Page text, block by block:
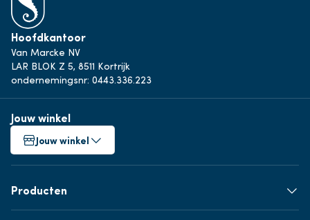
Hoofdkantoor
Van Marcke NV
LAR BLOK Z 5, 8511 Kortrijk
ondernemingsnr: 0443.336.223
Jouw winkel
Jouw winkel
Producten